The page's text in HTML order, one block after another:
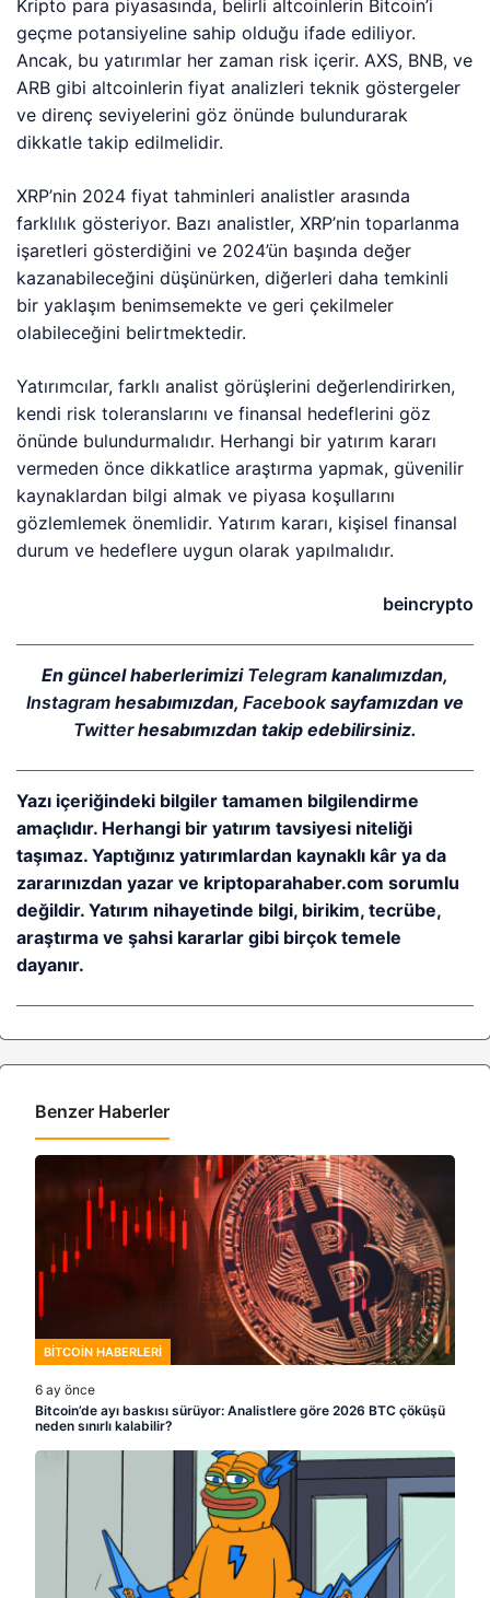
Kripto para piyasasında, belirli altcoinlerin Bitcoin’i
geçme potansiyeline sahip olduğu ifade ediliyor.
Ancak, bu yatırımlar her zaman risk içerir. AXS, BNB, ve
ARB gibi altcoinlerin fiyat analizleri teknik göstergeler
ve direnç seviyelerini göz önünde bulundurarak
dikkatle takip edilmelidir.
XRP’nin 2024 fiyat tahminleri analistler arasında
farklılık gösteriyor. Bazı analistler, XRP’nin toparlanma
işaretleri gösterdiğini ve 2024’ün başında değer
kazanabileceğini düşünürken, diğerleri daha temkinli
bir yaklaşım benimsemekte ve geri çekilmeler
olabileceğini belirtmektedir.
Yatırımcılar, farklı analist görüşlerini değerlendirirken,
kendi risk toleranslarını ve finansal hedeflerini göz
önünde bulundurmalıdır. Herhangi bir yatırım kararı
vermeden önce dikkatlice araştırma yapmak, güvenilir
kaynaklardan bilgi almak ve piyasa koşullarını
gözlemlemek önemlidir. Yatırım kararı, kişisel finansal
durum ve hedeflere uygun olarak yapılmalıdır.
beincrypto
En güncel haberlerimizi Telegram kanalımızdan,
Instagramhesabımızdan, Facebooksayfamızdan ve
Twitterhesabımızdan takip edebilirsiniz.
Yazı içeriğindeki bilgiler tamamen bilgilendirme
amaçlıdır. Herhangi bir yatırım tavsiyesi niteliği
taşımaz. Yaptığınız yatırımlardan kaynaklı kâr ya da
zararınızdan yazar ve kriptoparahaber.com sorumlu
değildir. Yatırım nihayetinde bilgi, birikim, tecrübe,
araştırma ve şahsi kararlar gibi birçok temele
dayanır.
Benzer Haberler
BITCOIN HABERLERI
6 ay önce
Bitcoin’de ayı baskısı sürüyor: Analistlere göre 2026 BTC çöküşü
neden sınırlı kalabilir?